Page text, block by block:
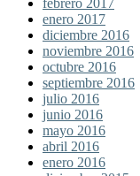
febrero 2017
enero 2017
diciembre 2016
noviembre 2016
octubre 2016
septiembre 2016
julio 2016
junio 2016
mayo 2016
abril 2016
enero 2016